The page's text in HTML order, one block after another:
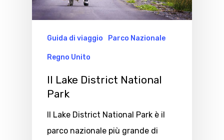
Guida di viaggio Parco Nazionale
Regno Unito
Il Lake District National
Park
Il Lake District National Park è il
parco nazionale più grande di